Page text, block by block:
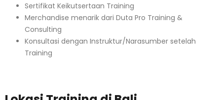
Sertifikat Keikutsertaan Training
Merchandise menarik dari Duta Pro Training &
Consulting
Konsultasi dengan Instruktur/Narasumber setelah
Training